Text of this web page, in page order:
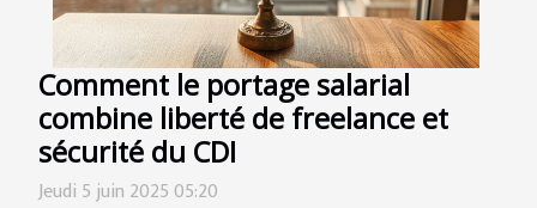
Comment le portage salarial
combine liberté de freelance et
sécurité du CDI
Jeudi 5 juin 2025 05:20